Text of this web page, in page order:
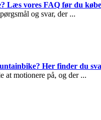
Læs vores FAQ før du
og svar, der ...
Her finder du
at motionere på, og der ...